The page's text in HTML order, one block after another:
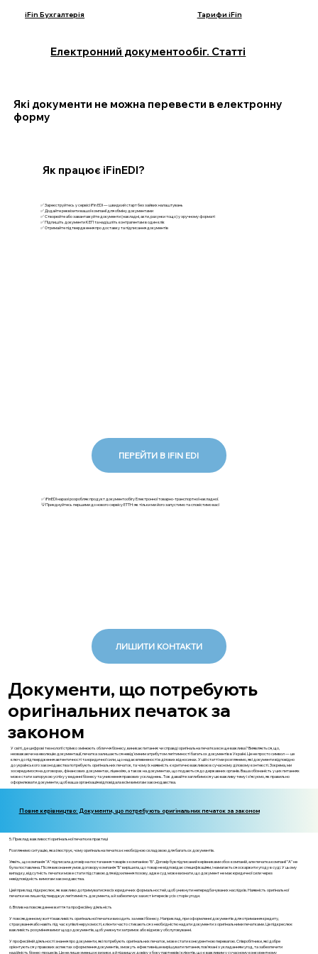
iFin Бухгалтерія Тарифи iFin
Електронний документообіг. Статті
Які документи не можна перевести в електронну
форму
✅ Зареєструйтесь у сервісі iFin EDI — швидкий старт без зайвих налаштувань
✅ Додайте реквізити вашої компанії для обміну документами
✅ Створюйте або завантажуйте документи (накладні, акти, рахунки тощо) у зручному форматі
✅ Підпишіть документи КЕП та надішліть контрагентам в один клік
✅ Отримайте підтвердження про доставку та підписання документів
Як працює iFinEDI?
ПЕРЕЙТИ В IFIN EDI
✅ iFinEDI наразі розробляє продукт документообігу Електронної товарно-транспортної накладної.
💡Приєднуйтесь першими до нового сервісу ЕТТН: як тільки ми його запустимо та сповістимо вас!
ЛИШИТИ КОНТАКТИ
Документи, що потребують
оригінальних печаток за
законом
У світі, де цифрові технології стрімко змінюють обличчя бізнесу, виникає питання: чи справді оригінальна печатка все ще важлива? Виявляється, що,
незважаючи на еволюцію документації, печатка залишається невід’ємним атрибутом легітимності багатьох документів в Україні. Це не просто символ — це
ключ до підтвердження автентичності та юридичної сили, що надає впевненості в ділових відносинах. У цій статті ми розглянемо, які документи відповідно
до українського законодавства потребують оригінальних печаток, та чому їх наявність є критично важливою в сучасному діловому контексті. Зокрема, ми
зосередимося на договорах, фінансових документах, ліцензіях, а також на документах, що подаються до державних органів. Ваша обізнаність у цих питаннях
може стати запорукою успіху у веденні бізнесу та уникнення правових ускладнень. Тож давайте заглибимося у цю важливу тему і з’ясуємо, як правильно
оформлювати документи, щоб ваша організація відповідала всім вимогам законодавства.
Повне керівництво: Документи, що потребують оригінальних печаток за законом
5. Приклад важливості оригінальної печатки в практиці
Розглянемо ситуацію, яка ілюструє, чому оригінальна печатка є необхідною складовою для багатьох документів.
Уявіть, що компанія "А" підписала договір на постачання товарів з компанією "Б". Договір був підписаний керівниками обох компаній, але печатка компанії "А" не
була поставлена. Після виконання умов договору компанія "Б" вирішила, що товар не відповідає специфікаціям, і намагається оскаржити угоду в суді. У цьому
випадку, відсутність печатки може стати підставою для відхилення позову, адже суд може визнати, що документ не має юридичної сили через
невідповідність вимогам законодавства.
Цей приклад підкреслює, як важливо дотримуватися всіх юридичних формальностей, щоб уникнути непередбачуваних наслідків. Наявність оригінальної
печатки не лише підтверджує легітимність документа, а й забезпечує захист інтересів усіх сторін угоди.
6. Вплив на повсякденне життя та професійну діяльність
У повсякденному житті важливість оригінальної печатки виходить за межі бізнесу. Наприклад, при оформленні документів для отримання кредиту,
страхування або навіть під час купівлі нерухомості, клієнти часто стикаються з необхідністю надати документи з оригінальними печатками. Це підкреслює
важливість розуміння вимог щодо документів, щоб уникнути затримок або відмов у обслуговуванні.
У професійній діяльності знання про документи, які потребують оригінальних печаток, може стати конкурентною перевагою. Співробітники, які добре
орієнтуються у правових аспектах оформлення документів, зможуть ефективніше вирішувати питання, пов'язані з укладанням угод, та забезпечити
надійність бізнес-процесів. Це не лише зменшує ризики, а й підвищує довіру з боку партнерів і клієнтів, що є важливим у сучасному конкурентному